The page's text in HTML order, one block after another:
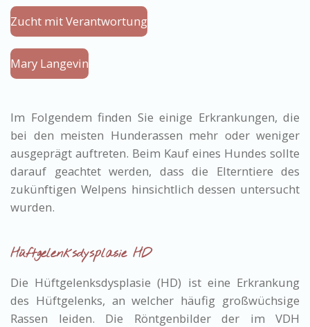
Zucht mit Verantwortung
Mary Langevin
Im Folgendem finden Sie einige Erkrankungen, die
bei den meisten Hunderassen mehr oder weniger
ausgeprägt auftreten. Beim Kauf eines Hundes sollte
darauf geachtet werden, dass die Elterntiere des
zukünftigen Welpens hinsichtlich dessen untersucht
wurden.
Hüftgelenksdysplasie HD
Die Hüftgelenksdysplasie (HD) ist eine Erkrankung
des Hüftgelenks, an welcher häufig großwüchsige
Rassen leiden.
Die Röntgenbilder der im VDH